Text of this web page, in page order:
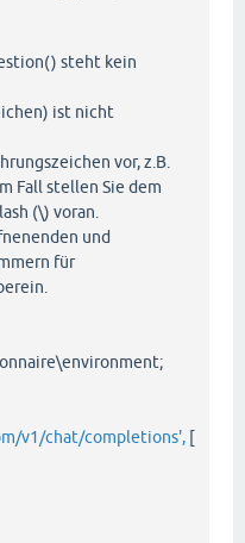
steht kein
ist nicht
vor, z.B.
Fall stellen Sie dem
(\) voran.
und
für
v1/chat/completions', [